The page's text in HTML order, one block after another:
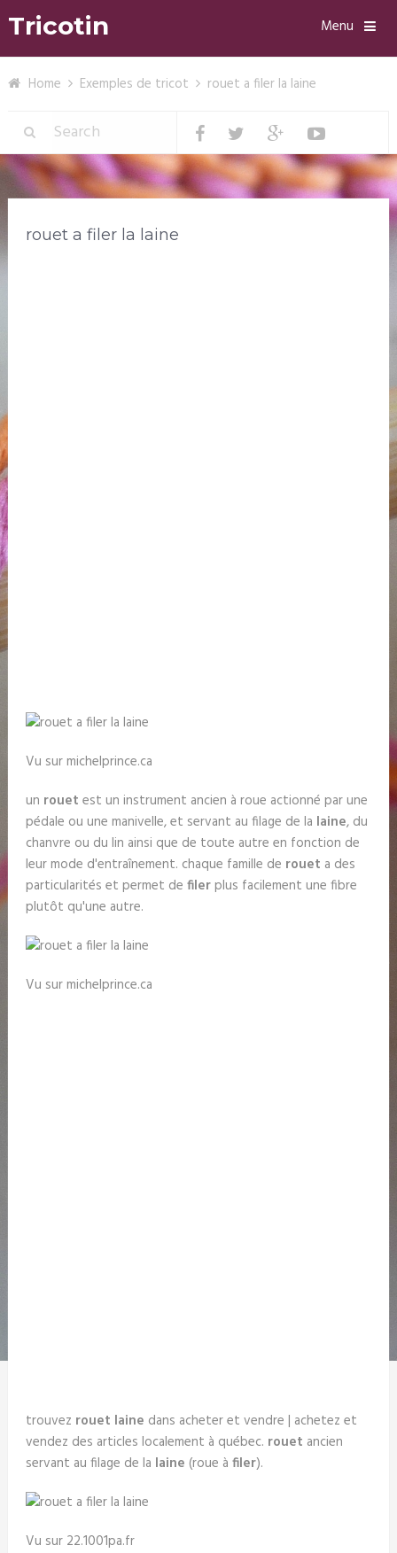
Tricotin Menu
Home Exemples de tricot rouet a filer la laine
rouet a filer la laine
Vu sur michelprince.ca
un rouet est un instrument ancien à roue actionné par une
pédale ou une manivelle, et servant au filage de la laine, du
chanvre ou du lin ainsi que de toute autre en fonction de
leur mode d'entraînement. chaque famille de rouet a des
particularités et permet de filerplus facilement une fibre
plutôt qu'une autre.
Vu sur michelprince.ca
trouvez rouet laine dans acheter et vendre | achetez et
vendez des articles localement à québec. rouet ancien
servant au filage de la laine (roue à filer).
Vu sur 22.1001pa.fr